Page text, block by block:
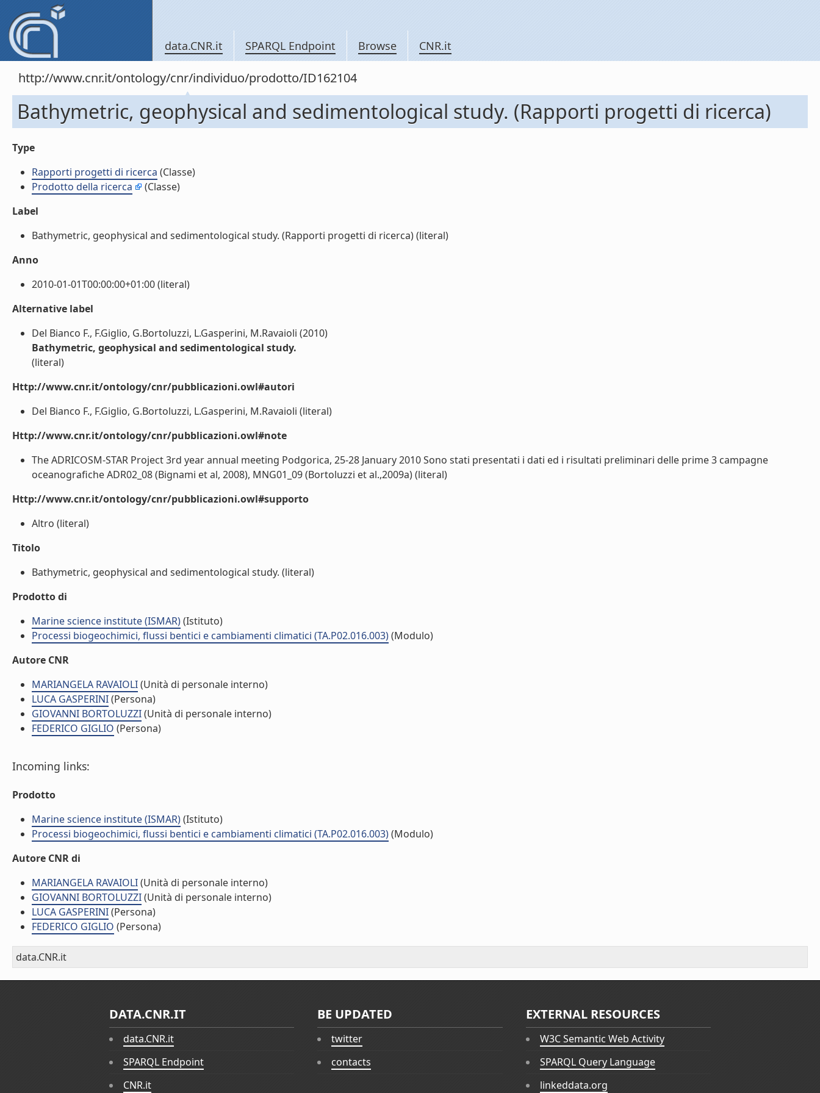
data.CNR.it SPARQL Endpoint Browse CNR.it
http://www.cnr.it/ontology/cnr/individuo/prodotto/ID162104
Bathymetric, geophysical and sedimentological study. (Rapporti progetti di ricerca)
Type
Rapporti progetti di ricerca (Classe)
Prodotto della ricerca
(Classe)
Label
Bathymetric, geophysical and sedimentological study. (Rapporti progetti di ricerca) (literal)
Anno
2010-01-01T00:00:00+01:00 (literal)
Alternative label
Del Bianco F., F.Giglio, G.Bortoluzzi, L.Gasperini, M.Ravaioli (2010)
Bathymetric, geophysical and sedimentological study.
(literal)
Http://www.cnr.it/ontology/cnr/pubblicazioni.owl#autori
Del Bianco F., F.Giglio, G.Bortoluzzi, L.Gasperini, M.Ravaioli (literal)
Http://www.cnr.it/ontology/cnr/pubblicazioni.owl#note
The ADRICOSM-STAR Project 3rd year annual meeting Podgorica, 25-28 January 2010 Sono stati presentati i dati ed i risultati preliminari delle prime 3 campagne
oceanografiche ADR02_08 (Bignami et al, 2008), MNG01_09 (Bortoluzzi et al.,2009a) (literal)
Http://www.cnr.it/ontology/cnr/pubblicazioni.owl#supporto
Altro (literal)
Titolo
Bathymetric, geophysical and sedimentological study. (literal)
Prodotto di
Marine science institute (ISMAR)(Istituto)
Processi biogeochimici, flussi bentici e cambiamenti climatici (TA.P02.016.003)(Modulo)
Autore CNR
MARIANGELA RAVAIOLI(Unità di personale interno)
LUCA GASPERINI(Persona)
GIOVANNI BORTOLUZZI(Unità di personale interno)
FEDERICO GIGLIO (Persona)
Incoming links:
Prodotto
Marine science institute (ISMAR)(Istituto)
Processi biogeochimici, flussi bentici e cambiamenti climatici (TA.P02.016.003)(Modulo)
Autore CNR di
MARIANGELA RAVAIOLI(Unità di personale interno)
GIOVANNI BORTOLUZZI(Unità di personale interno)
LUCA GASPERINI(Persona)
FEDERICO GIGLIO (Persona)
data.CNR.it
DATA.CNR.IT
data.CNR.it
SPARQL Endpoint
CNR.it
BE UPDATED
twitter
contacts
EXTERNAL RESOURCES
W3C Semantic Web Activity
SPARQL Query Language
linkeddata.org